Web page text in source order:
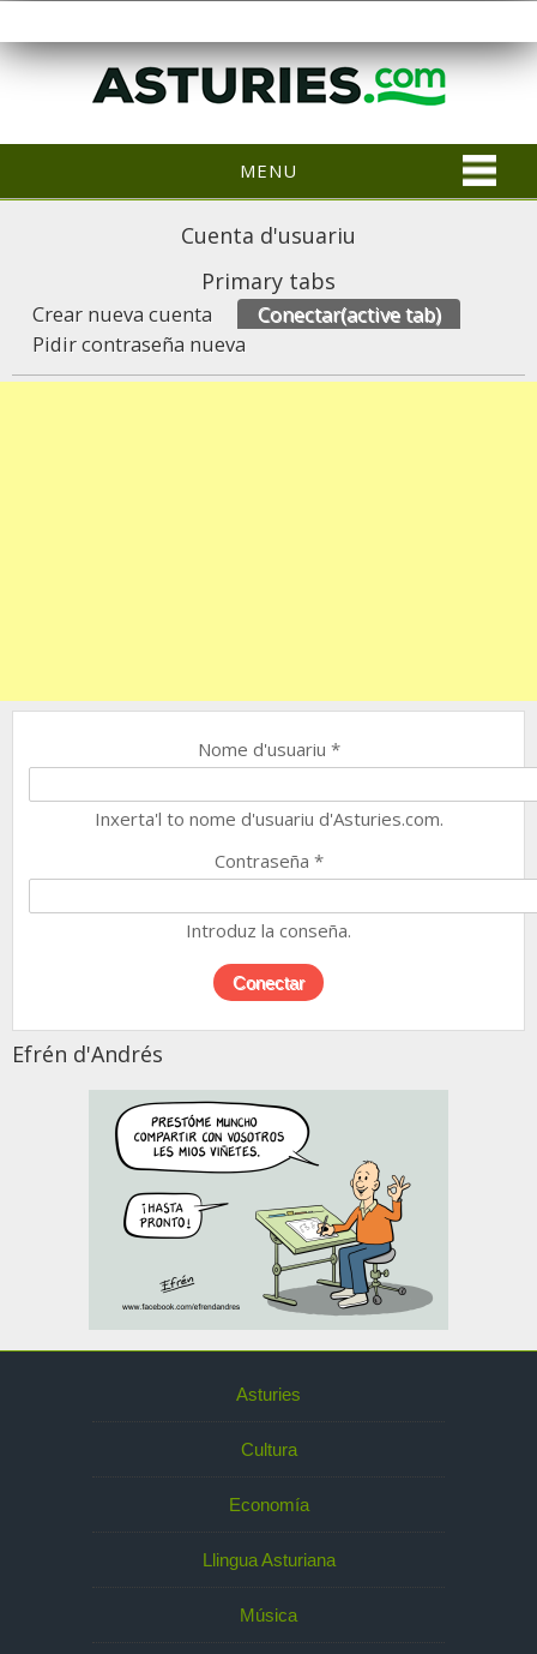
MENU
Cuenta d'usuariu
Primary tabs
Crear nueva cuenta Conectar(active tab)
Pidir contraseña nueva
Nome d'usuariu *
Inxerta'l to nome d'usuariu d'Asturies.com.
Contraseña *
Introduz la conseña.
Efrén d'Andrés
Asturies
Cultura
Economía
Llingua Asturiana
Música